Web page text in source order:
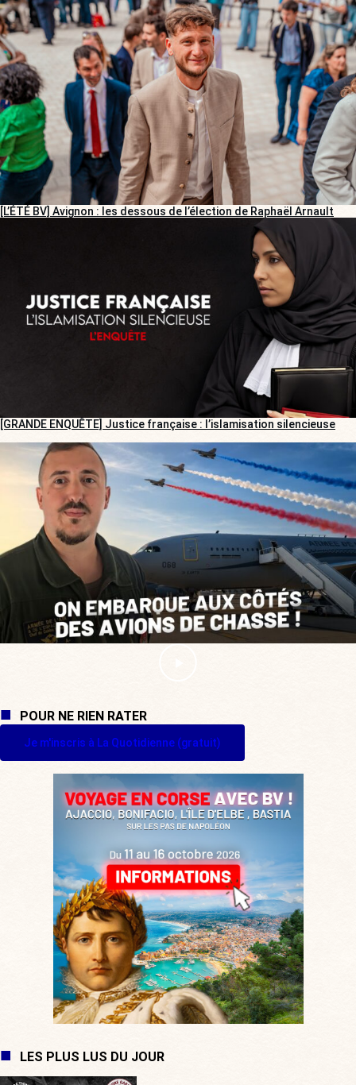
[L’ÉTÉ BV] Avignon : les dessous de l’élection de Raphaël Arnault
[GRANDE ENQUÊTE] Justice française : l’islamisation silencieuse
POUR NE RIEN RATER
Je m'inscris à La Quotidienne (gratuit)
LES PLUS LUS DU JOUR